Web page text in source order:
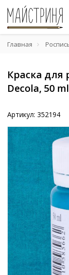
Главная
Краска для
Decola, 50
Артикул: 352194